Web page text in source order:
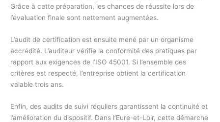
Grâce à cette préparation, les chances de réussite lors de
l’évaluation finale sont nettement augmentées.
L’audit de certification est ensuite mené par un organisme
accrédité. L’auditeur vérifie la conformité des pratiques par
rapport aux exigences de l’ISO 45001. Si l’ensemble des
critères est respecté, l’entreprise obtient la certification
valable trois ans.
Enfin, des audits de suivi réguliers garantissent la continuité et
l’amélioration du dispositif. Dans l’Eure-et-Loir, cette démarche